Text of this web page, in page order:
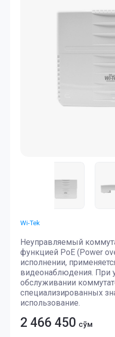
Wi-Tek
Неуправляемый
функцией PoE (Power
исполнении,
видеонаблюдения. При
обслуживании
специализированных
использование.
2 466 450 сўм